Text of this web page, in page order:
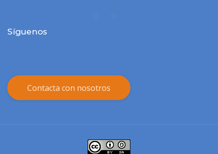
Síguenos
Contacta con nosotros